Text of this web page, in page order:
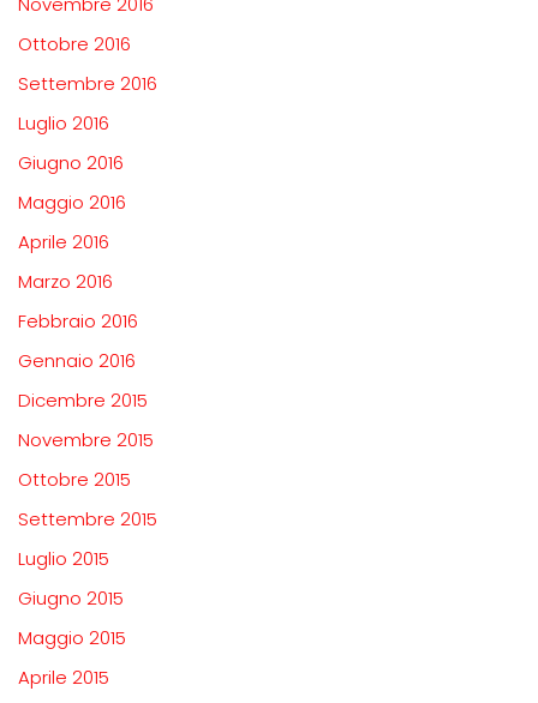
Ottobre 2016
Settembre 2016
Luglio 2016
Giugno 2016
Maggio 2016
Aprile 2016
Marzo 2016
Febbraio 2016
Gennaio 2016
Dicembre 2015
Novembre 2015
Ottobre 2015
Settembre 2015
Luglio 2015
Giugno 2015
Maggio 2015
Aprile 2015